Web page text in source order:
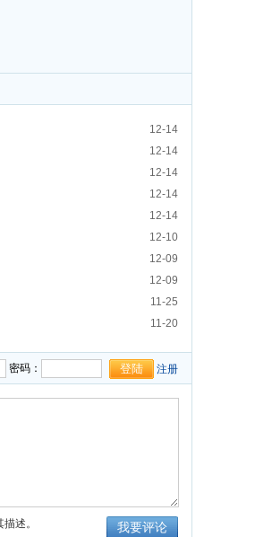
12-14
12-14
12-14
12-14
12-14
12-10
12-09
12-09
11-25
11-20
密码： 注册
述。